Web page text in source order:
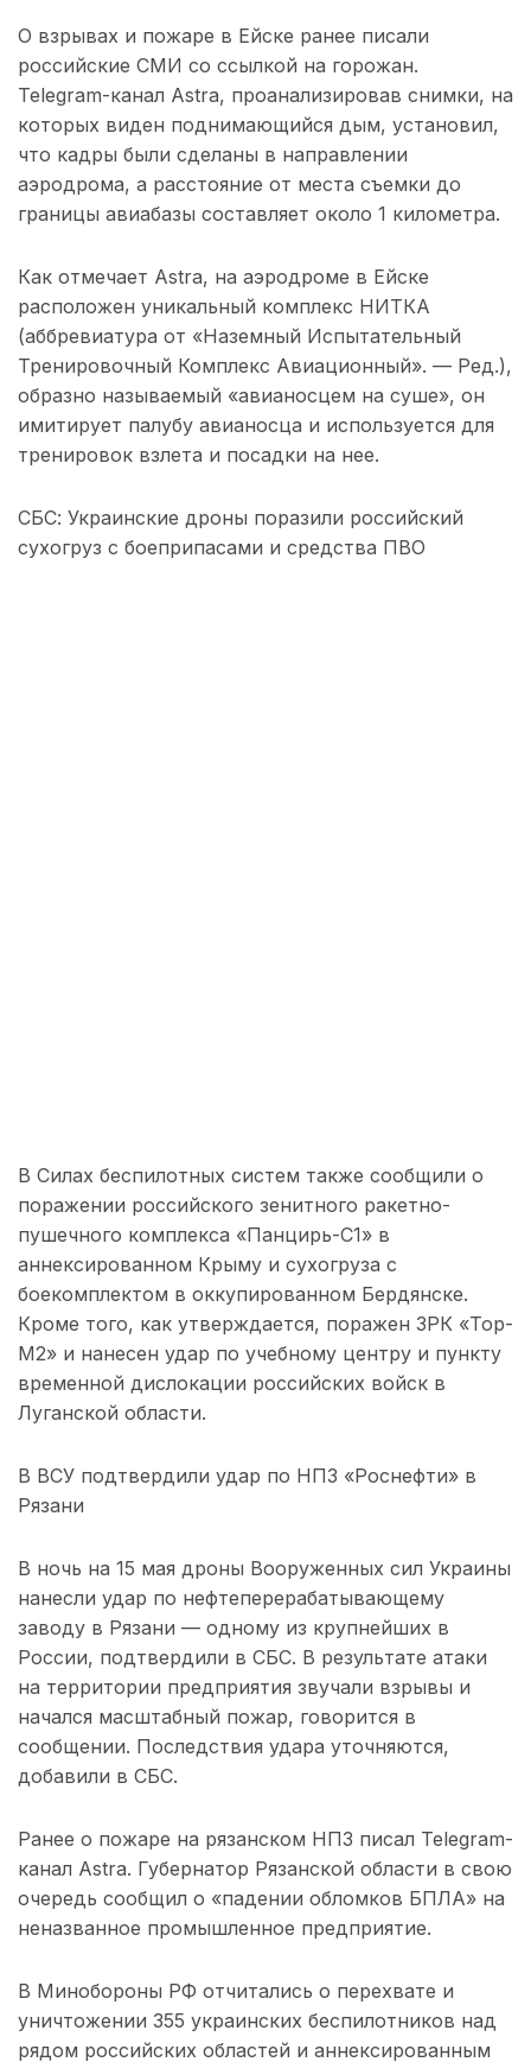
О взрывах и пожаре в Ейске ранее писали
российские СМИ со ссылкой на горожан.
Telegram-канал Astra, проанализировав снимки, на
которых виден поднимающийся дым, установил,
что кадры были сделаны в направлении
аэродрома, а расстояние от места съемки до
границы авиабазы составляет около 1 километра.
Как отмечает Astra, на аэродроме в Ейске
расположен уникальный комплекс НИТКА
(аббревиатура от «Наземный Испытательный
Тренировочный Комплекс Авиационный». — Ред.),
образно называемый «авианосцем на суше», он
имитирует палубу авианосца и используется для
тренировок взлета и посадки на нее.
СБС: Украинские дроны поразили российский
сухогруз с боеприпасами и средства ПВО
В Силах беспилотных систем также сообщили о
поражении российского зенитного ракетно-
пушечного комплекса «Панцирь-С1» в
аннексированном Крыму и сухогруза с
боекомплектом в оккупированном Бердянске.
Кроме того, как утверждается, поражен ЗРК «Тор-
М2» и нанесен удар по учебному центру и пункту
временной дислокации российских войск в
Луганской области.
В ВСУ подтвердили удар по НПЗ «Роснефти» в
Рязани
В ночь на 15 мая дроны Вооруженных сил Украины
нанесли удар по нефтеперерабатывающему
заводу в Рязани — одному из крупнейших в
России, подтвердили в СБС. В результате атаки
на территории предприятия звучали взрывы и
начался масштабный пожар, говорится в
сообщении. Последствия удара уточняются,
добавили в СБС.
Ранее о пожаре на рязанском НПЗ писал Telegram-
канал Astra. Губернатор Рязанской области в свою
очередь сообщил о «падении обломков БПЛА» на
неназванное промышленное предприятие.
В Минобороны РФ отчитались о перехвате и
уничтожении 355 украинских беспилотников над
рядом российских областей и аннексированным